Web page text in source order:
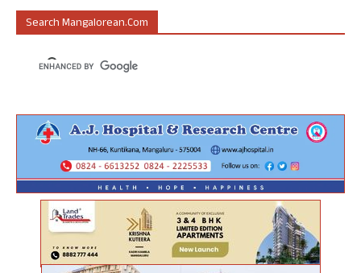
Search Mangalorean.com